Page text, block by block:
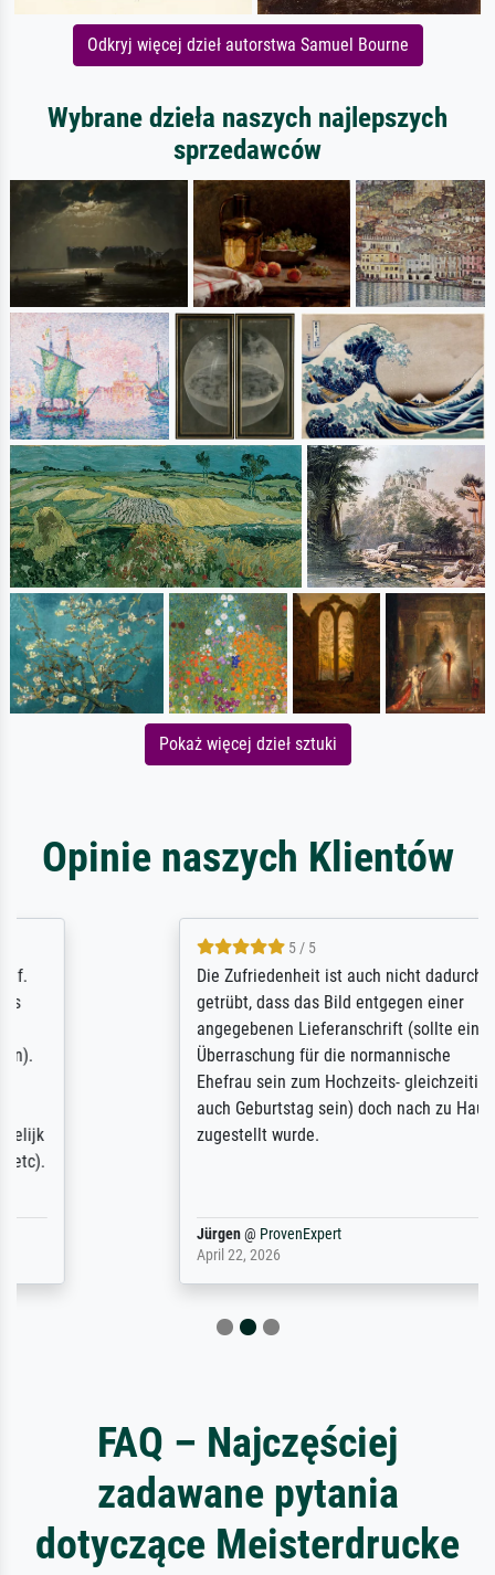
Odkryj więcej dzieł autorstwa Samuel Bourne
Wybrane dzieła naszych najlepszych
sprzedawców
Pokaż więcej dzieł sztuki
Opinie naszych Klientów
5 / 5
Die Zufriedenheit ist auch nicht dadurch
getrübt, dass das Bild entgegen einer
angegebenen Lieferanschrift (sollte eine
Überraschung für die normannische
Ehefrau sein zum Hochzeits- gleichzeitig
auch Geburtstag sein) doch nach zu Hause
zugestellt wurde.
ProvenExpert
FAQ – Najczęściej
zadawane pytania
dotyczące Meisterdrucke